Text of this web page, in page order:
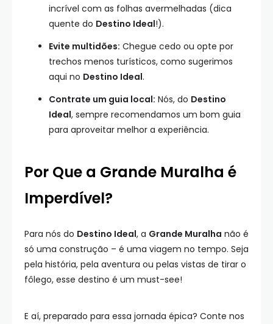
incrível com as folhas avermelhadas (dica
quente do Destino Ideal!).
Evite multidões: Chegue cedo ou opte por
trechos menos turísticos, como sugerimos
aqui no Destino Ideal.
Contrate um guia local: Nós, do Destino
Ideal, sempre recomendamos um bom guia
para aproveitar melhor a experiência.
Por Que a Grande Muralha é
Imperdível?
Para nós do Destino Ideal, a Grande Muralha não é
só uma construção – é uma viagem no tempo. Seja
pela história, pela aventura ou pelas vistas de tirar o
fôlego, esse destino é um must-see!
E aí, preparado para essa jornada épica? Conte nos